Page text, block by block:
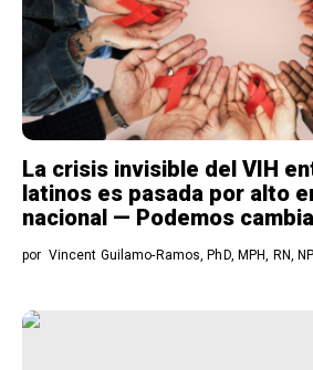
La crisis invisible del VIH
latinos es pasada por alto
nacional — Podemos
por Vincent Guilamo-Ramos, PhD, MPH, RN, NP